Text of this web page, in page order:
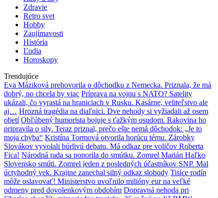
Zdravie
Retro svet
Hobby
Zaujímavosti
História
Ľudia
Horoskopy
Trendujúce
Eva Máziková prehovorila o dôchodku z Nemecka. Priznala, že má
dobrý, no chcela by viac Príprava na vojnu s NATO? Satelity
ukázali, čo vyrastá na hraniciach v Rusku. Kasárne, veliteľstvo ale
aj… Hrozná tragédia na diaľnici. Dve nehody si vyžiadali až osem
obetí Obľúbený humorista bojuje s ťažkým osudom. Rakovina ho
pripravila o sily. Teraz priznal, prečo ešte nemá dôchodok: „Je to
moja chyba“ Kristína Tormová otvorila horúcu tému. Zárobky
Slovákov vyvolali búrlivú debatu. Má odkaz pre voličov Roberta
Fica! Národná rada sa ponorila do smútku. Zomrel Marián Haľko
Slovensko smúti. Zomrel jeden z posledných účastníkov SNP. Mal
úctyhodný vek. Krajine zanechal silný odkaz slobody Tisíce rodín
môže oslavovať! Ministerstvo uvoľnilo milióny eur na veľké
odmeny pred dovolenkovým obdobím Dopravná nehoda pri